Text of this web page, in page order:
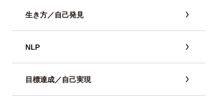
生き方／自己発見
NLP
目標達成／自己実現